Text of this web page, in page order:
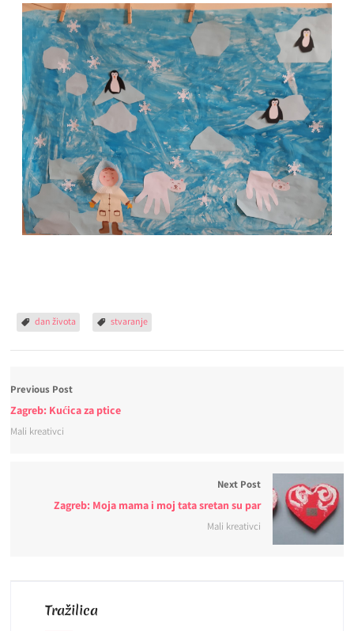
dan života stvaranje
Previous Post
Zagreb: Kućica za ptice
Mali kreativci
Next Post
Zagreb: Moja mama i moj tata sretan su par
Mali kreativci
Tražilica